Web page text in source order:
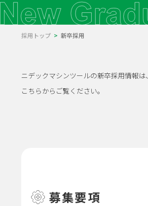
採用トップ 新卒採用
ニデックマシンツールの新卒採用情報は、
こちらからご覧ください。
募集要項